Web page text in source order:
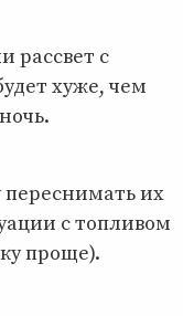
рассвет с
хуже, чем
переснимать их
с топливом
проще).